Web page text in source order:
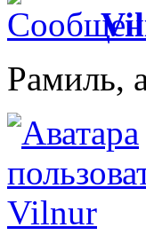
Рамиль,
Vilnur